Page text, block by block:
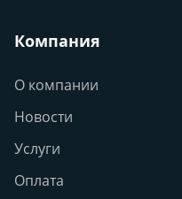
Компания
О компании
Новости
Услуги
Оплата